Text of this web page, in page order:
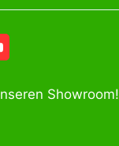
Showroom!